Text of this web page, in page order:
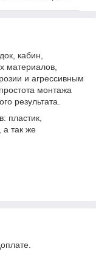
кабин,
материалов,
и агрессивным
монтажа
результата.
пластик,
а так же